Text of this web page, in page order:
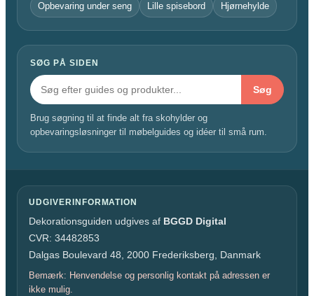
Opbevaring under seng Lille spisebord Hjørnehylde
SØG PÅ SIDEN
Søg
Brug søgning til at finde alt fra skohylder og
opbevaringsløsninger til møbelguides og idéer til små rum.
UDGIVERINFORMATION
Dekorationsguiden udgives af BGGD Digital
CVR: 34482853
Dalgas Boulevard 48, 2000 Frederiksberg, Danmark
Bemærk: Henvendelse og personlig kontakt på adressen er
ikke mulig.